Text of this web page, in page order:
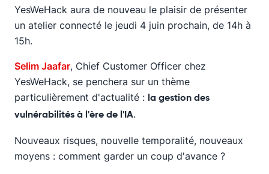
YesWeHack aura de nouveau le plaisir de présenter
un atelier connecté le jeudi 4 juin prochain, de 14h à
15h.
Selim Jaafar, Chief Customer Officer chez
YesWeHack, se penchera sur un thème
particulièrement d'actualité : la gestion des
vulnérabilités à l'ère de l'IA.
Nouveaux risques, nouvelle temporalité, nouveaux
moyens : comment garder un coup d'avance ?